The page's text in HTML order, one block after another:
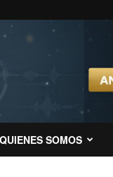
QUIENES SOMOS